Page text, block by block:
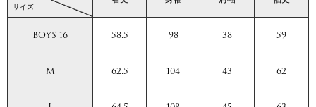
サイズ
BOYS 16 58.5 98 38 59
M 62.5 104 43 62